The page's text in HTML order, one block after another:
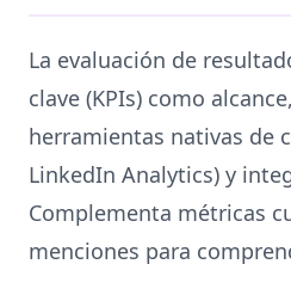
La evaluación de
clave (KPIs) como
herramientas nativas de
LinkedIn Analytics) y
Complementa métricas
menciones para